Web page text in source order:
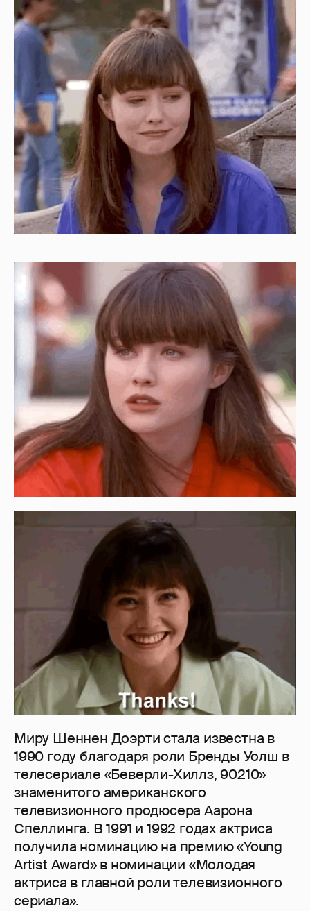
Миру Шеннен Доэрти стала известна в
1990 году благодаря роли Бренды Уолш в
телесериале «Беверли-Хиллз, 90210»
знаменитого американского
телевизионного продюсера Аарона
Спеллинга. В 1991 и 1992 годах актриса
получила номинацию на премию «Young
Artist Award» в номинации «Молодая
актриса в главной роли телевизионного
сериала».